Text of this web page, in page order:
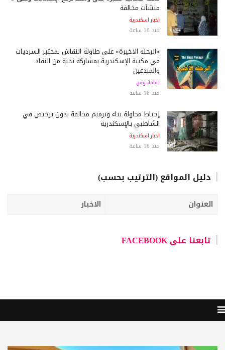
منشآت مخالفة
اخبار اسكندرية
منذ 16 ساعة
«الرحلة الأخيرة» على طاولة النقاش بمختبر السرديات
في مكتبة الإسكندرية بمشاركة نخبة من النقاد
والمبدعين
ثقافة وفن
منذ 16 ساعة
إحباط محاولة بناء وترميم مخالفة بدون ترخيص في
الشاطبي بالإسكندرية
اخبار اسكندرية
منذ 16 ساعة
دليل المواقع (الترتيب بحسب)
العنوان الاخبار
تابعنا على FACEBOOK